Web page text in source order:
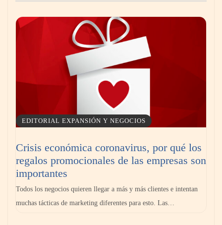
deportivos para gimnasios en México
La llanta más cara puede ser la que menos
cuesta: Michelin lo demuestra ante notario
público
EDITORIAL EXPANSIÓN Y NEGOCIOS
Crisis económica coronavirus, por qué los
regalos promocionales de las empresas son
importantes
Todos los negocios quieren llegar a más y más clientes e intentan
muchas tácticas de marketing diferentes para esto. Las…